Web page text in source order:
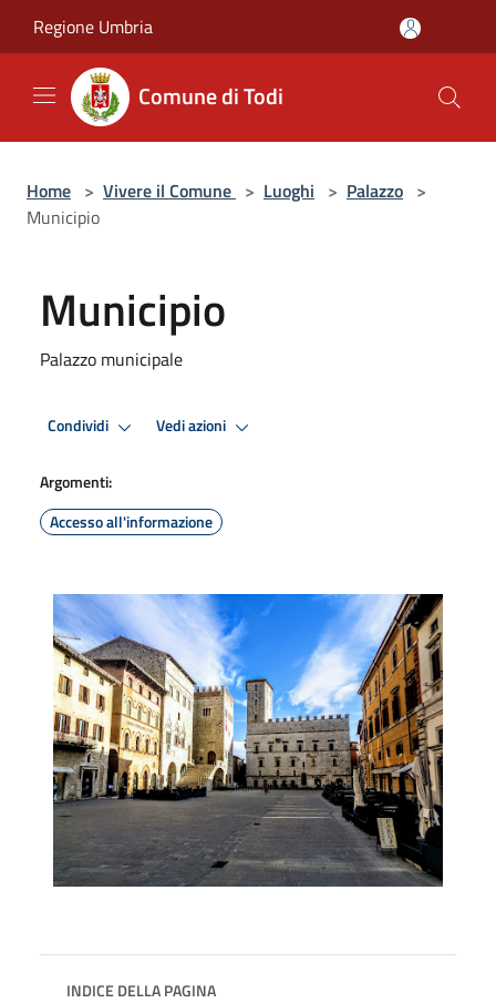
Regione Umbria
Comune di Todi
Home > Vivere il Comune > Luoghi > Palazzo >
Municipio
Municipio
Palazzo municipale
Condividi Vedi azioni
Argomenti:
Accesso all'informazione
INDICE DELLA PAGINA